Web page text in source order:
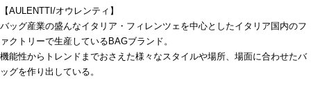
【AULENTTI/オウレンティ】
バッグ産業の盛んなイタリア・フィレンツェを中心としたイタリア国内のフ
ァクトリーで生産しているBAGブランド。
機能性からトレンドまでおさえた様々なスタイルや場所、場面に合わせたバ
ッグを作り出している。